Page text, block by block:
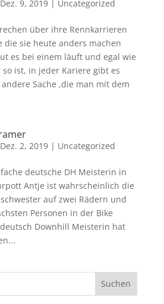
Dez. 9, 2019| Uncategorized
über ihre Rennkarrieren
die sie heute anders machen
es bei einem läuft und egal wie
ist, in jeder Kariere gibt es
Sache ,die man mit dem
Dez. 2, 2019| Uncategorized
deutsche DH Meisterin in
Antje ist wahrscheinlich die
auf zwei Rädern und
Personen in der Bike
Downhill Meisterin hat